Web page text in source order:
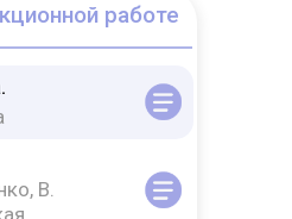
работе
В.